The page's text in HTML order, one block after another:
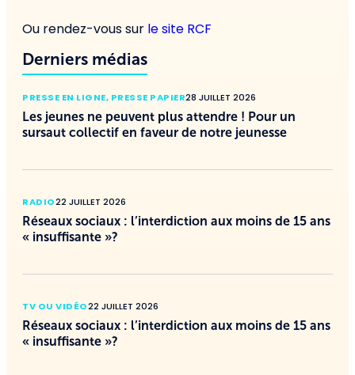
Ou rendez-vous sur le site RCF
Derniers médias
PRESSE EN LIGNE, PRESSE PAPIER28 JUILLET 2026
Les jeunes ne peuvent plus attendre ! Pour un
sursaut collectif en faveur de notre jeunesse
RADIO22 JUILLET 2026
Réseaux sociaux : l’interdiction aux moins de 15 ans
« insuffisante »?
TV OU VIDÉO22 JUILLET 2026
Réseaux sociaux : l’interdiction aux moins de 15 ans
« insuffisante »?